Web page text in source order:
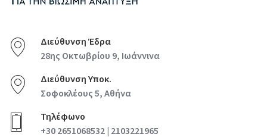
Διεύθυνση Έδρα
28ης Οκτωβρίου 9, Ιωάννινα
Διεύθυνση Υποκ.
Σοφοκλέους 5, Αθήνα
Τηλέφωνο
+30 2651068532 | 2103221965